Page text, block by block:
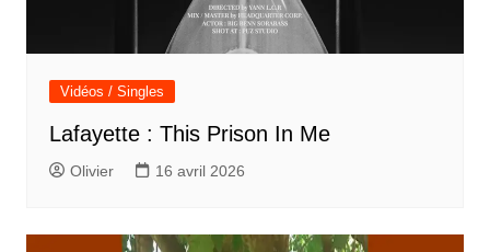
Vidéos / Singles
Lafayette : This Prison In Me
Olivier 16 avril 2026